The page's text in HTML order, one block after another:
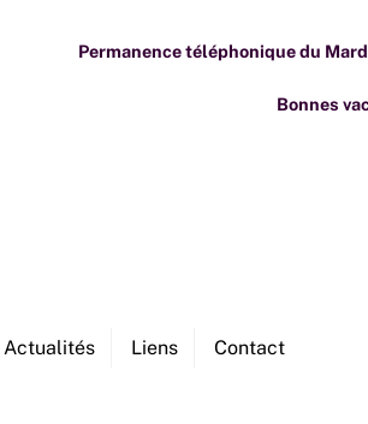
Actualités Liens Contact
Permanence téléphonique du
Bonnes